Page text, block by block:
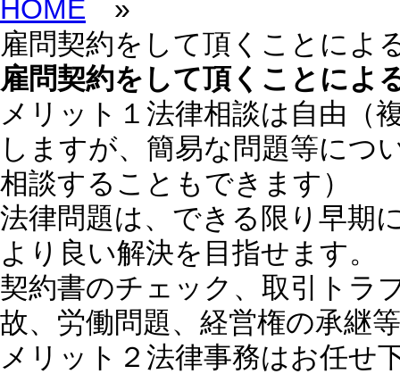
HOME »
雇問契約をして頂くことによ
雇問契約をして頂くことによ
メリット１ 法律相談は自由 （
しますが、簡易な問題等につ
相談することもできます）
法律問題は、できる限り早期
より良い解決を目指せます。
契約書のチェック、取引トラ
故、労働問題、経営権の承継
メリット２ 法律事務はお任せ